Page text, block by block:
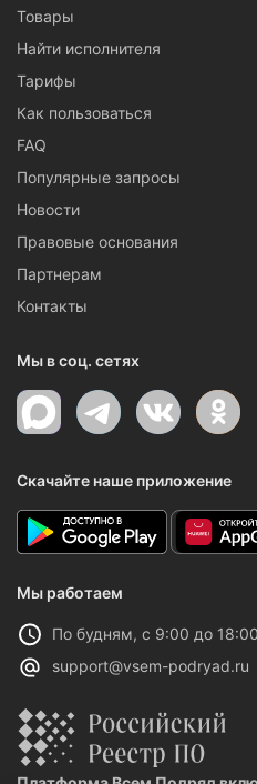
Товары
Найти исполнителя
Тарифы
Как пользоваться
FAQ
Популярные запросы
Новости
Правовые основания
Партнерам
Контакты
Мы в соц. сетях
Скачайте наше приложение
Мы работаем
По будням, с 9:00 до
support@vsem-podryad.ru